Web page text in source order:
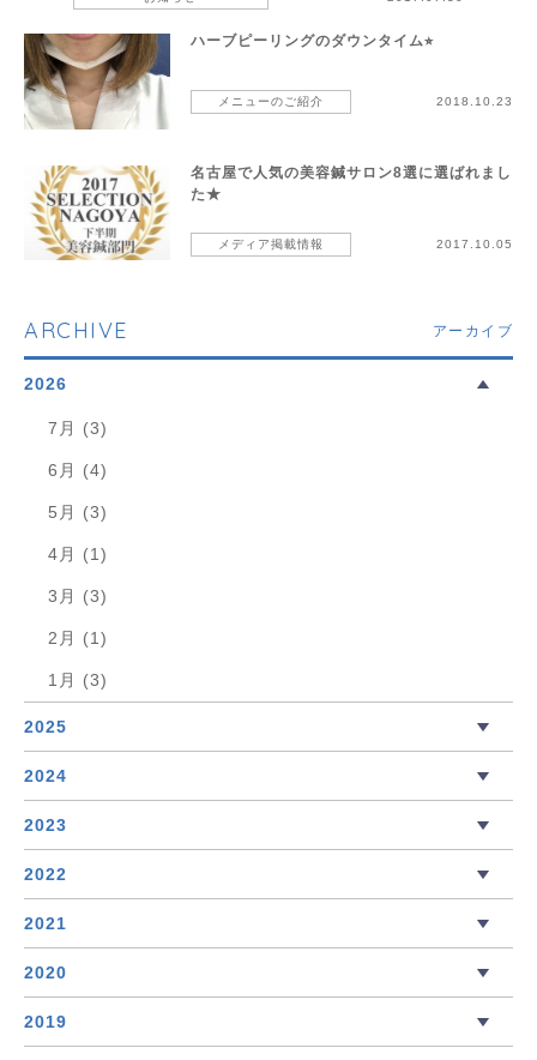
ハーブピーリングのダウンタイム⭐︎
メニューのご紹介 2018.10.23
名古屋で人気の美容鍼サロン8選に選ばれまし
た★
メディア掲載情報 2017.10.05
ARCHIVE アーカイブ
2026
7月 (3)
6月 (4)
5月 (3)
4月 (1)
3月 (3)
2月 (1)
1月 (3)
2025
2024
2023
2022
2021
2020
2019